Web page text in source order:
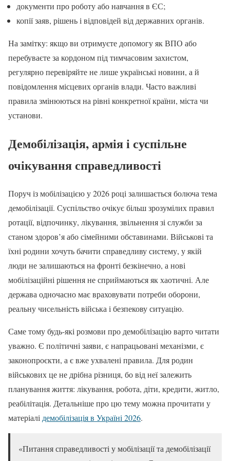
документи про роботу або навчання в ЄС;
копії заяв, рішень і відповідей від державних органів.
На замітку: якщо ви отримуєте допомогу як ВПО або
перебуваєте за кордоном під тимчасовим захистом,
регулярно перевіряйте не лише українські новини, а й
повідомлення місцевих органів влади. Часто важливі
правила змінюються на рівні конкретної країни, міста чи
установи.
Демобілізація, армія і суспільне
очікування справедливості
Поруч із мобілізацією у 2026 році залишається болюча тема
демобілізації. Суспільство очікує більш зрозумілих правил
ротації, відпочинку, лікування, звільнення зі служби за
станом здоров’я або сімейними обставинами. Військові та
їхні родини хочуть бачити справедливу систему, у якій
люди не залишаються на фронті безкінечно, а нові
мобілізаційні рішення не сприймаються як хаотичні. Але
держава одночасно має враховувати потреби оборони,
реальну чисельність війська і безпекову ситуацію.
Саме тому будь-які розмови про демобілізацію варто читати
уважно. Є політичні заяви, є напрацьовані механізми, є
законопроєкти, а є вже ухвалені правила. Для родин
військових це не дрібна різниця, бо від неї залежить
планування життя: лікування, робота, діти, кредити, житло,
реабілітація. Детальніше про цю тему можна прочитати у
матеріалі демобілізація в Україні 2026.
«Питання справедливості у мобілізації та демобілізації